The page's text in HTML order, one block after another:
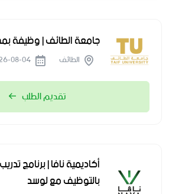
جامعة الطائف | وظيفة
الطائف
تقديم الطلب
أكاديمية نافا | برنامج
بالتوظيف مع لوسد